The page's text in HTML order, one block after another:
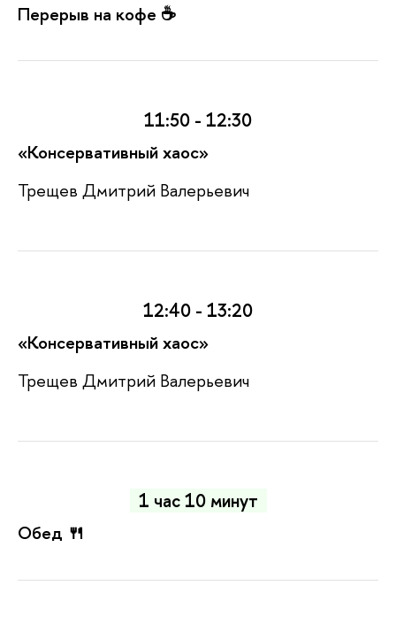
Перерыв на кофе ☕️
11:50 - 12:30
«Консервативный хаос»
Трещев Дмитрий Валерьевич
12:40 - 13:20
«Консервативный хаос»
Трещев Дмитрий Валерьевич
1 час 10 минут
Обед 🍴